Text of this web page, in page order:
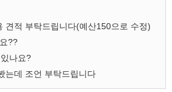
견적 부탁드립니다(예산150으로 수정)
??
나요?
는데 조언 부탁드립니다